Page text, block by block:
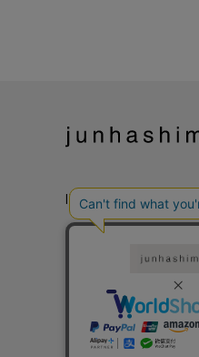
ITEM COLLECTION
ショッピングガイド